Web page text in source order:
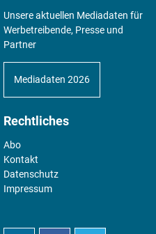
Unsere aktuellen Mediadaten für
Werbetreibende, Presse und
Partner
Mediadaten 2026
Rechtliches
Abo
Kontakt
Datenschutz
Impressum